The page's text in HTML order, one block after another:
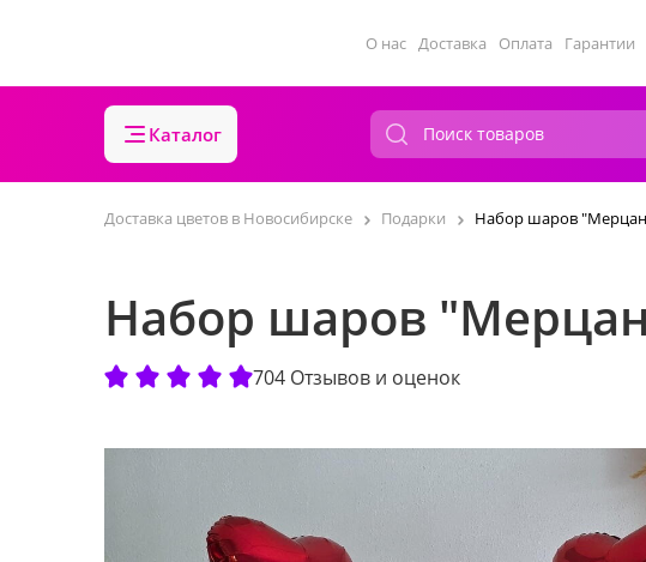
О нас Доставка Оплата Гарантии
Каталог
Доставка цветов в Новосибирске Подарки Набор шаров
Набор шаров
704 Отзывов и оценок